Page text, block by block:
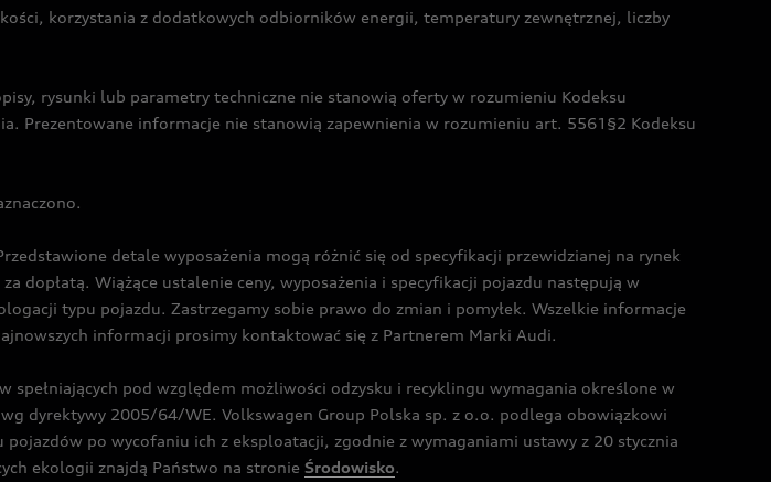
korzystania z dodatkowych odbiorników energii, temperatury zewnętrznej, liczby
rysunki lub parametry techniczne nie stanowią oferty w rozumieniu Kodeksu
Prezentowane informacje nie stanowią zapewnienia w rozumieniu art. 5561§2 Kodeksu
detale wyposażenia mogą różnić się od specyfikacji przewidzianej na rynek
dopłatą. Wiążące ustalenie ceny, wyposażenia i specyfikacji pojazdu następują w
typu pojazdu. Zastrzegamy sobie prawo do zmian i pomyłek. Wszelkie informacje
informacji prosimy kontaktować się z Partnerem Marki Audi.
pod względem możliwości odzysku i recyklingu wymagania określone w
dyrektywy 2005/64/WE. Volkswagen Group Polska sp. z o.o. podlega obowiązkowi
po wycofaniu ich z eksploatacji, zgodnie z wymaganiami ustawy z 20 stycznia
ekologii znajdą Państwo na stronie Środowisko.